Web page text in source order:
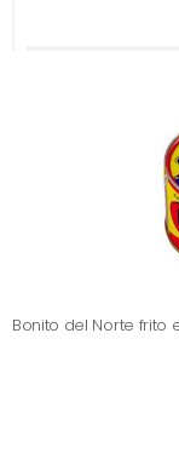
Bonito del Norte frito